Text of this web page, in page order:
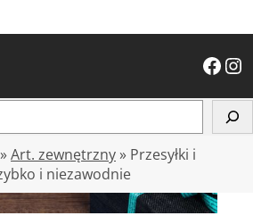
Facebook Instagram
»Art. zewnętrzny» Przesyłki i
i niezawodnie